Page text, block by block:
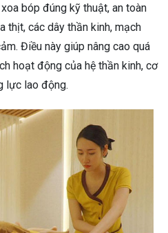
bóp đúng kỹ thuật, an toàn
thịt, các dây thần kinh, mạch
Điều này giúp nâng cao quá
hoạt động của hệ thần kinh, cơ
lực lao động.